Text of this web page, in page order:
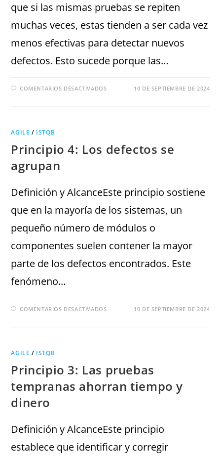
que si las mismas pruebas se repiten
muchas veces, estas tienden a ser cada vez
menos efectivas para detectar nuevos
defectos. Esto sucede porque las…
COMENTARIOS DESACTIVADOS 10 DE SEPTIEMBRE DE 2024
AGILE / ISTQB
Principio 4: Los defectos se
agrupan
Definición y AlcanceEste principio sostiene
que en la mayoría de los sistemas, un
pequeño número de módulos o
componentes suelen contener la mayor
parte de los defectos encontrados. Este
fenómeno…
COMENTARIOS DESACTIVADOS 10 DE SEPTIEMBRE DE 2024
AGILE / ISTQB
Principio 3: Las pruebas
tempranas ahorran tiempo y
dinero
Definición y AlcanceEste principio
establece que identificar y corregir